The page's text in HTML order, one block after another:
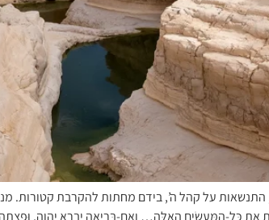
ניצבים קרח ו-250 איש טוענים לחוסר צדק, התנשאות על קהל ה’, בידם